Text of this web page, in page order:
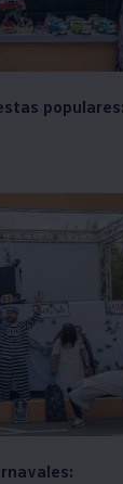
populares: